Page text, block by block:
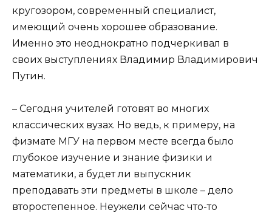
кругозором, современный специалист,
имеющий очень хорошее образование.
Именно это неоднократно подчеркивал в
своих выступлениях Владимир Владимирович
Путин.
– Сегодня учителей готовят во многих
классических вузах. Но ведь, к примеру, на
физмате МГУ на первом месте всегда было
глубокое изучение и знание физики и
математики, а будет ли выпускник
преподавать эти предметы в школе – дело
второстепенное. Неужели сейчас что-то